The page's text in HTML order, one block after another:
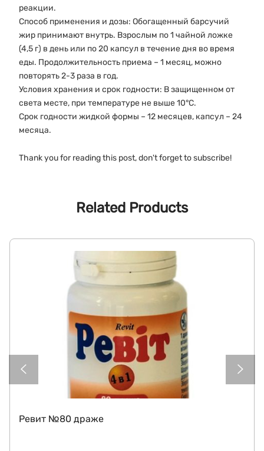
реакции.
Способ применения и дозы: Обогащенный барсучий
жир принимают внутрь. Взрослым по 1 чайной ложке
(4,5 г) в день или по 20 капсул в течение дня во время
еды. Продолжительность приема – 1 месяц, можно
повторять 2-3 раза в год.
Условия хранения и срок годности: В защищенном от
света месте, при температуре не выше 10°C.
Срок годности жидкой формы – 12 месяцев, капсул – 24
месяца.
Thank you for reading this post, don't forget to subscribe!
Related Products
Ревит №80 драже